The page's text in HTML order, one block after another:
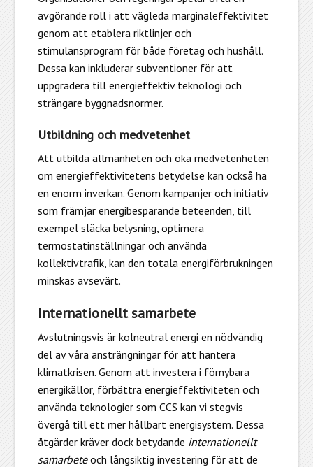
avgörande roll i att vägleda marginaleffektivitet
genom att etablera riktlinjer och
stimulansprogram för både företag och hushåll.
Dessa kan inkluderar subventioner för att
uppgradera till energieffektiv teknologi och
strängare byggnadsnormer.
Utbildning och medvetenhet
Att utbilda allmänheten och öka medvetenheten
om energieffektivitetens betydelse kan också ha
en enorm inverkan. Genom kampanjer och initiativ
som främjar energibesparande beteenden, till
exempel släcka belysning, optimera
termostatinställningar och använda
kollektivtrafik, kan den totala energiförbrukningen
minskas avsevärt.
Internationellt samarbete
Avslutningsvis är kolneutral energi en nödvändig
del av våra ansträngningar för att hantera
klimatkrisen. Genom att investera i förnybara
energikällor, förbättra energieffektiviteten och
använda teknologier som CCS kan vi stegvis
övergå till ett mer hållbart energisystem. Dessa
åtgärder kräver dock betydande internationellt
samarbeteoch långsiktig investering för att de